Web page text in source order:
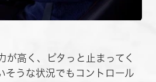
が高く、ピタっと止まってく
そうな状況でもコントロール